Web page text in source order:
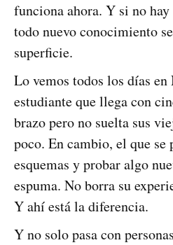
funciona ahora. Y si no
todo nuevo conocimiento
superficie.
Lo vemos todos los días
estudiante que llega con
brazo pero no suelta sus
poco. En cambio, el que se
esquemas y probar algo
espuma. No borra su
Y ahí está la diferencia.
Y no solo pasa con